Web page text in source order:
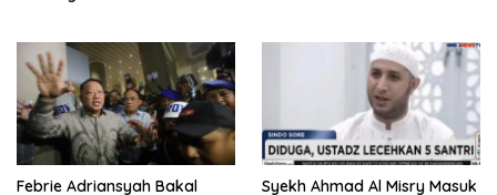
Febrie Adriansyah Bakal
Syekh Ahmad Al Misry Masuk